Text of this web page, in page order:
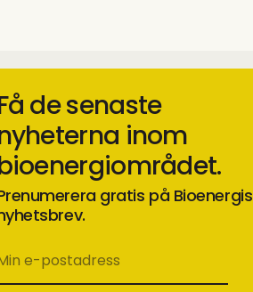
de senaste
inom
gratis på Bioenergis